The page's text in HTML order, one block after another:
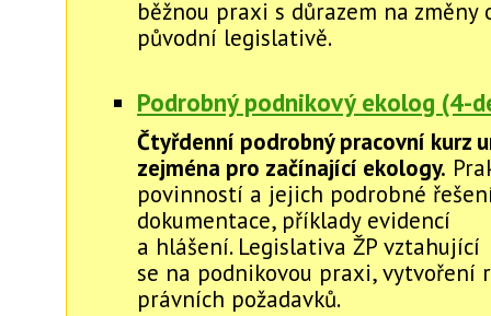
běžnou praxi s důrazem na změny
původní legislativě.
Podrobný podnikový ekolog (4-
Čtyřdenní podrobný pracovní kurz
zejména pro začínající ekology.
povinností a jejich podrobné
dokumentace, příklady evidencí
a hlášení. Legislativa ŽP vztahující
se na podnikovou praxi, vytvoření
právních požadavků.